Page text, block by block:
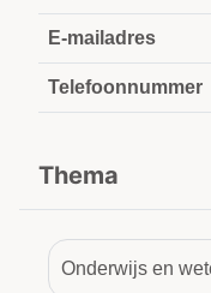
E-mailadres
Telefoonnummer
Thema
Onderwijs en